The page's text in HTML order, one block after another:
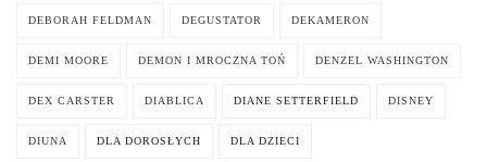
DEBORAH FELDMAN DEGUSTATOR DEKAMERON
DEMI MOORE DEMON I MROCZNA TOŃ DENZEL WASHINGTON
DEX CARSTER DIABLICA DIANE SETTERFIELD DISNEY
DIUNA DLA DOROSŁYCH DLA DZIECI